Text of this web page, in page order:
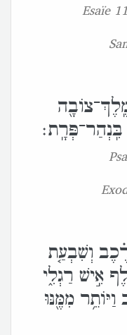
Esaïe
וְשִׁבְעַ֤ת
אִ֣ישׁ רַגְלִ֑י
מִמֶּ֖נּוּ